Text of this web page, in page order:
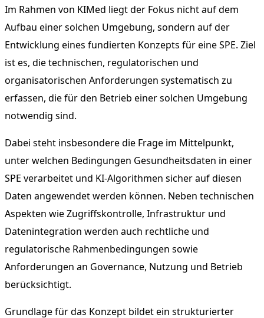
Im Rahmen von KIMed liegt der Fokus nicht auf dem
Aufbau einer solchen Umgebung, sondern auf der
Entwicklung eines fundierten Konzepts für eine SPE. Ziel
ist es, die technischen, regulatorischen und
organisatorischen Anforderungen systematisch zu
erfassen, die für den Betrieb einer solchen Umgebung
notwendig sind.
Dabei steht insbesondere die Frage im Mittelpunkt,
unter welchen Bedingungen Gesundheitsdaten in einer
SPE verarbeitet und KI-Algorithmen sicher auf diesen
Daten angewendet werden können. Neben technischen
Aspekten wie Zugriffskontrolle, Infrastruktur und
Datenintegration werden auch rechtliche und
regulatorische Rahmenbedingungen sowie
Anforderungen an Governance, Nutzung und Betrieb
berücksichtigt.
Grundlage für das Konzept bildet ein strukturierter